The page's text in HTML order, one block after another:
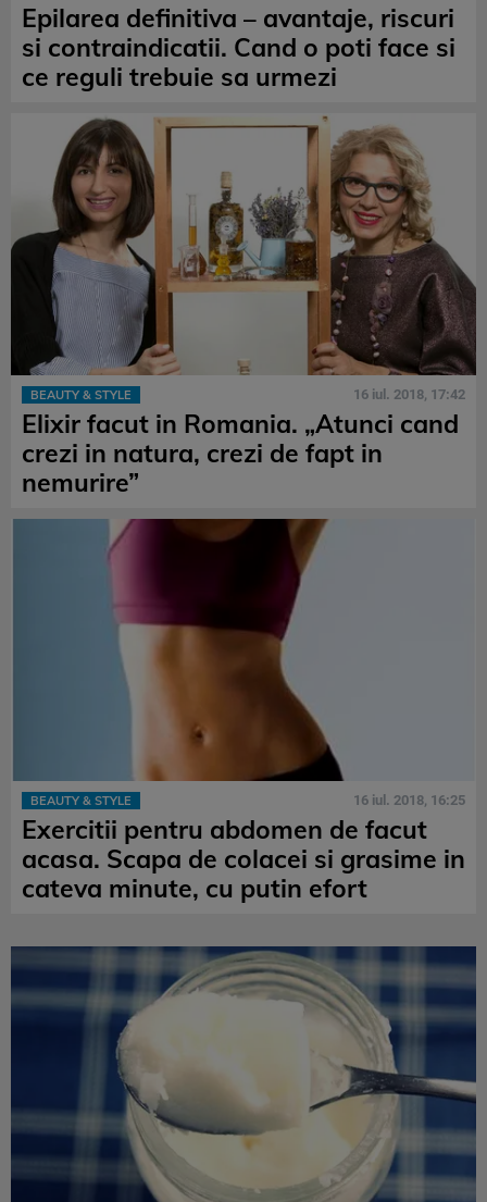
Epilarea definitiva – avantaje, riscuri
si contraindicatii. Cand o poti face si
ce reguli trebuie sa urmezi
BEAUTY & STYLE 16 iul. 2018, 17:42
Elixir facut in Romania. „Atunci cand
crezi in natura, crezi de fapt in
nemurire”
BEAUTY & STYLE 16 iul. 2018, 16:25
Exercitii pentru abdomen de facut
acasa. Scapa de colacei si grasime in
cateva minute, cu putin efort